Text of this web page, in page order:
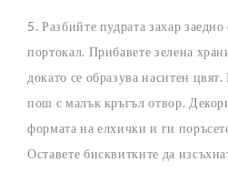
5. Разбийте пудрата захар
портокал. Прибавете зелена
докато се образува наситен цвят.
пош с малък кръгъл отвор.
формата на елхички и ги
Оставете бисквитките да